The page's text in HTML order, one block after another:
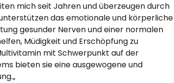
mich seit Jahren und überzeugen durch
das emotionale und körperliche
gesunder Nerven und einer normalen
Müdigkeit und Erschöpfung zu
mit Schwerpunkt auf der
bieten sie eine ausgewogene und